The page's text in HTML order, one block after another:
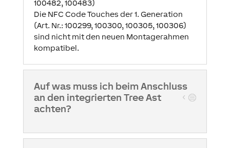
100482, 100483)
Die NFC Code Touches der 1. Generation
(Art. Nr.: 100299, 100300, 100305, 100306)
sind nicht mit den neuen Montagerahmen
kompatibel.
Auf was muss ich beim Anschluss
an den integrierten Tree Ast
achten?